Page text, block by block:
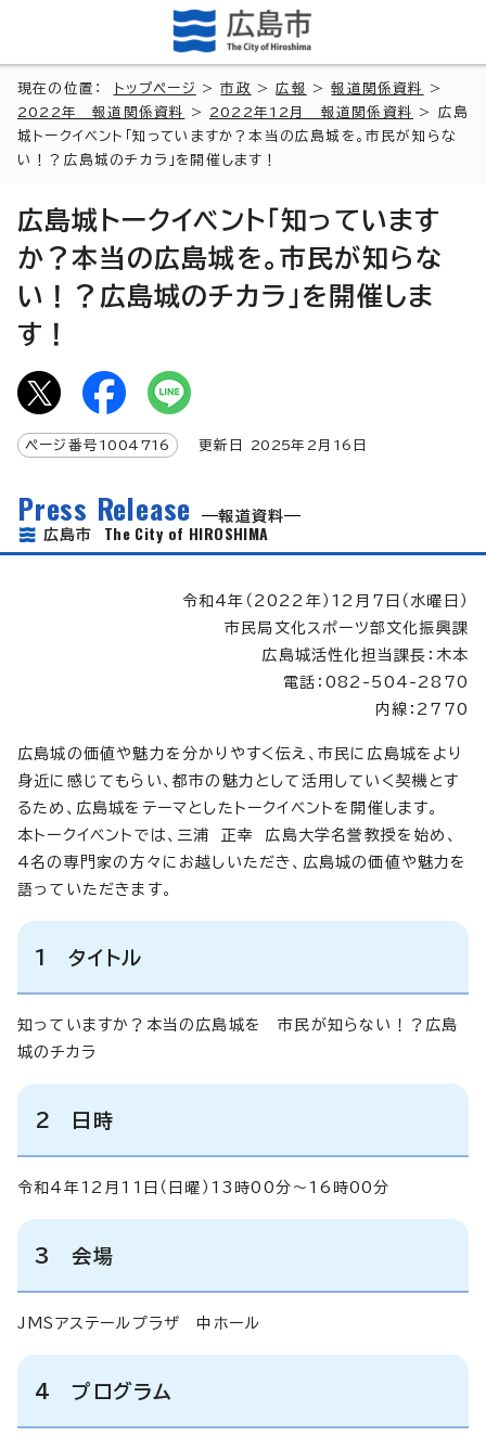
現在の位置： トップページ >市政 >広報 >報道関係資料
>
2022年 報道関係資料
> 2022年12月 報道関係資料
> 広島
城トークイベント「知っていますか？本当の広島城を。市民が知らな
い！？広島城のチカラ」を開催します！
広島城トークイベント「知っています
か？本当の広島城を。市民が知らな
い！？広島城のチカラ」を開催しま
す！
ページ番号 1004716 更新日 2025年2月 16 日
Press Release
報道資料
広島市 The City of HIROSHIMA
令和4年（2022年）12月7日（水曜日）
市民局文化スポーツ部文化振興課
広島城活性化担当課長：木本
電話：082-504-2870
内線：2770
広島城の価値や魅力を分かりやすく伝え、市民に広島城をより
身近に感じてもらい、都市の魅力として活用していく契機とす
るため、広島城をテーマとしたトークイベントを開催します。
本トークイベントでは、三浦 正幸 広島大学名誉教授を始め、
4名の専門家の方々にお越しいただき、広島城の価値や魅力を
語っていただきます。
1 タイトル
知っていますか？本当の広島城を 市民が知らない！？広島
城のチカラ
2 日時
令和4年12月11日（日曜）13時00分～16時00分
3 会場
JMSアステールプラザ 中ホール
4 プログラム